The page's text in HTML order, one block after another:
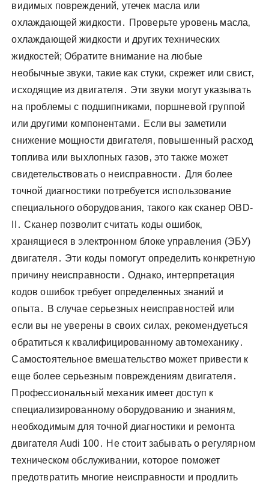
видимых повреждений‚ утечек масла или
охлаждающей жидкости․ Проверьте уровень масла‚
охлаждающей жидкости и других технических
жидкостей; Обратите внимание на любые
необычные звуки‚ такие как стуки‚ скрежет или свист‚
исходящие из двигателя․ Эти звуки могут указывать
на проблемы с подшипниками‚ поршневой группой
или другими компонентами․ Если вы заметили
снижение мощности двигателя‚ повышенный расход
топлива или выхлопных газов‚ это также может
свидетельствовать о неисправности․ Для более
точной диагностики потребуется использование
специального оборудования‚ такого как сканер OBD-
II․ Сканер позволит считать коды ошибок‚
хранящиеся в электронном блоке управления (ЭБУ)
двигателя․ Эти коды помогут определить конкретную
причину неисправности․ Однако‚ интерпретация
кодов ошибок требует определенных знаний и
опыта․ В случае серьезных неисправностей или
если вы не уверены в своих силах‚ рекомендуеться
обратиться к квалифицированному автомеханику․
Самостоятельное вмешательство может привести к
еще более серьезным повреждениям двигателя․
Профессиональный механик имеет доступ к
специализированному оборудованию и знаниям‚
необходимым для точной диагностики и ремонта
двигателя Audi 100․ Не стоит забывать о регулярном
техническом обслуживании‚ которое поможет
предотвратить многие неисправности и продлить